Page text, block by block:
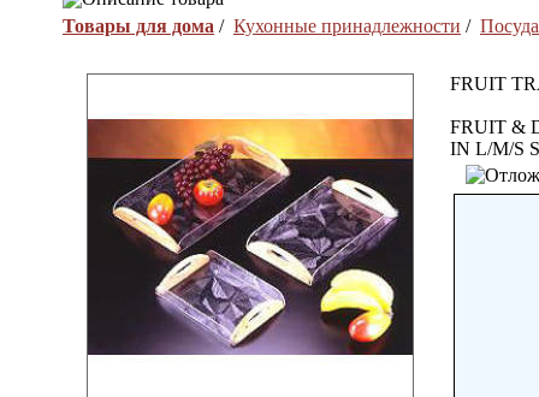
Товары для дома / Кухонные принадлежности /
FRUIT
FRUIT &
IN L/M/S